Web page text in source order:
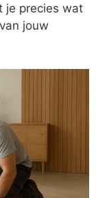
je precies wat
jouw